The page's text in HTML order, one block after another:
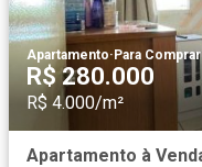
Apartamento· Para Comprar
R$ 280.000
R$ 4.000/m²